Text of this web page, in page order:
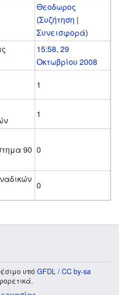
Θεοδωρος
(Συζήτηση |
Συνεισφορά)
15:58, 29
Οκτωβρίου 2008
1
1
90 0
0
υπό GFDL / CC by-sa